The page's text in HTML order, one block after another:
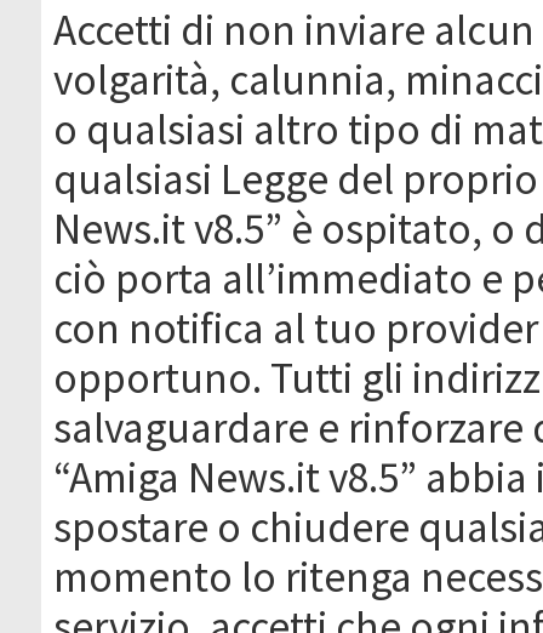
Accetti di non inviare
volgarità, calunnia,
o qualsiasi altro tipo di
qualsiasi Legge del
News.it v8.5” è ospitato, o
ciò porta all’immediato e
con notifica al tuo
opportuno. Tutti gli
salvaguardare e
“Amiga News.it v8.5”
spostare o chiudere
momento lo ritenga